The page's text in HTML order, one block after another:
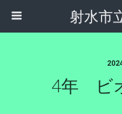
射水市
4年 ビ